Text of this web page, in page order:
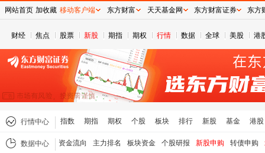
财经 焦点 股票 新股 期指 期权 行情 数据 全球 美股 港
行情中心 指数 期指 期权 个股 板块 排行 新股 基金 港股
数据中心 资金流向 主力排名 板块资金 个股研报 新股申购 转债申购
网站首页 加收藏 移动客户端 东方财富 天天基金网 东方财富证券 东方